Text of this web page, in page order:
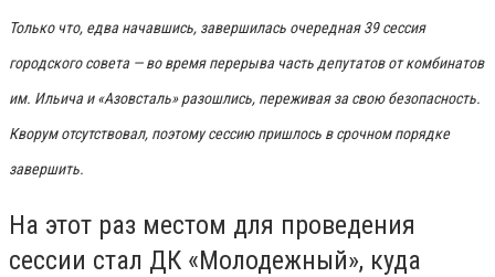
Только что, едва начавшись, завершилась очередная 39 сессия
городского совета — во время перерыва часть депутатов от комбинатов
им. Ильича и «Азовсталь» разошлись, переживая за свою безопасность.
Кворум отсутствовал, поэтому сессию пришлось в срочном порядке
завершить.
На этот раз местом для проведения
сессии стал ДК «Молодежный», куда